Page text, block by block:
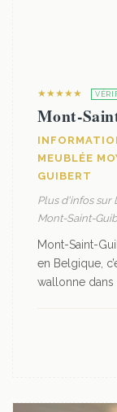
★★★★★
Mont-
MEUBLÉE
GUIBERT
Plus d'infos
Mont-Saint-
Mont-Saint-
en Belgique,
wallonne dans